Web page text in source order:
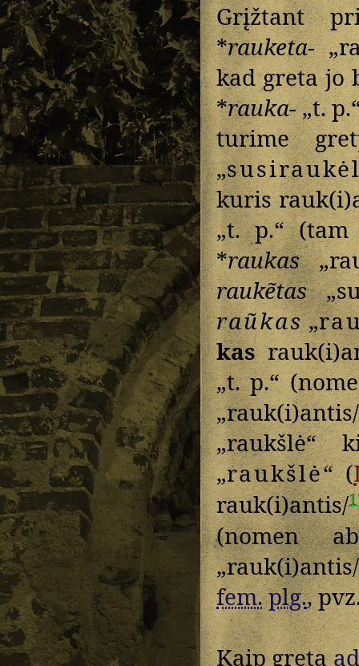
Grįžtant
*rauketa-
kad greta jo
*rauka-„t.
turime
„
kuris
„t. p.“
*raukas
raukẽtas
raũkas„
kas
„t. p.“
„raukšlė“
„raukšlė“ (
rauk(i)antis/
(nomen
fem.plg.,
Kaip greta